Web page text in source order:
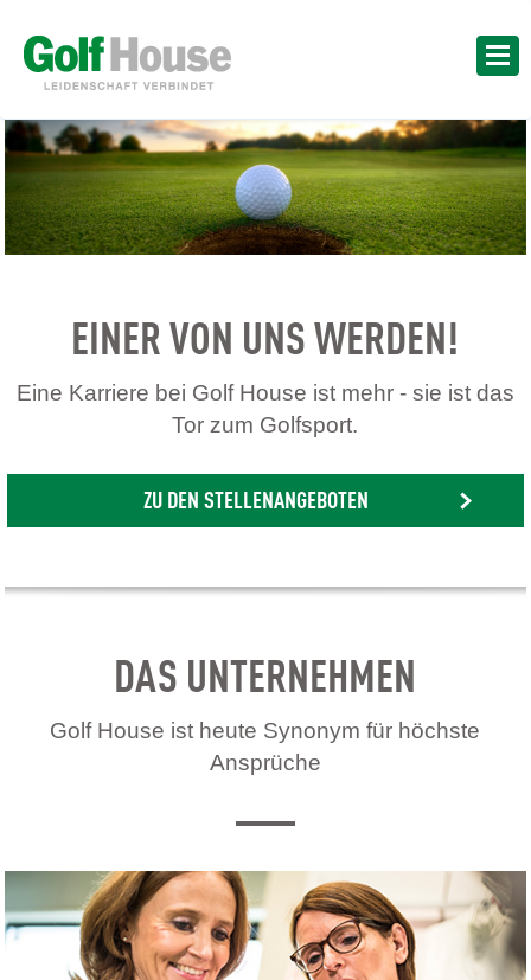
EINER VON UNS WERDEN!
Eine Karriere bei Golf House ist mehr - sie ist das
Tor zum Golfsport.
ZU DEN STELLENANGEBOTEN
DAS UNTERNEHMEN
Golf House ist heute Synonym für höchste
Ansprüche